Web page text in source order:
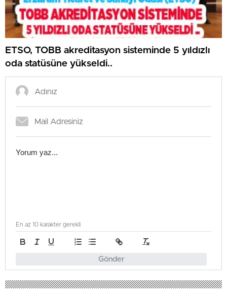
ETSO, TOBB akreditasyon sisteminde 5 yıldızlı
oda statüsüne yükseldi..
Gönder
En az 10 karakter gerekli